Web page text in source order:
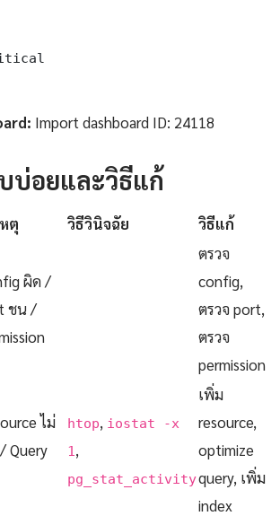
Import dashboard ID: 24118
อยและวิธีแก้
ตุ วิธีวินิจฉัย วิธีแก้
ผิด /
ชน /
ตรวจ
config,
ตรวจ port,
ตรวจ
permission
ไม่
Query
htop, iostat -x
1 ,
pg_stat_activity
เพิ่ม
resource,
optimize
query, เพิ่ม
index